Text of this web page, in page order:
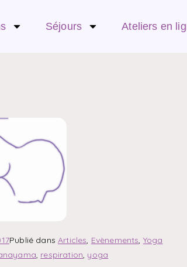
Séjours Ateliers en
Publié dansArticles, Evènements, Yoga
, respiration, yoga